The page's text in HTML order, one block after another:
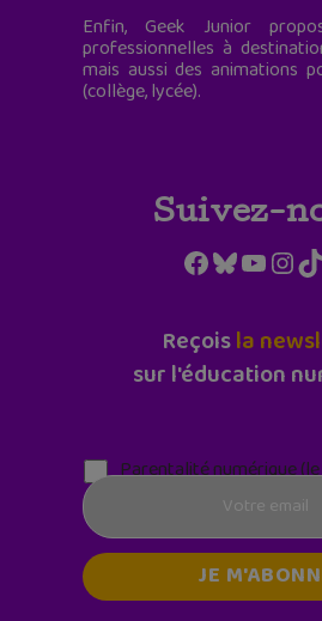
Enfin, Geek Junior
professionnelles à
mais aussi des animations
(collège, lycée).
Suivez-
Facebook
Bluesky
Reçoisla
sur l'éducation
Parentalité numérique